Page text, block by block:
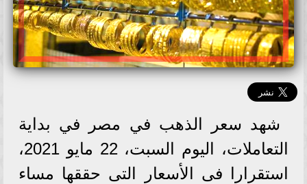
شهد سعر الذهب في مصر في بداية
التعاملات، اليوم السبت، 22 مايو 2021،
استقرارا فى الأسعار التى حققها مساء